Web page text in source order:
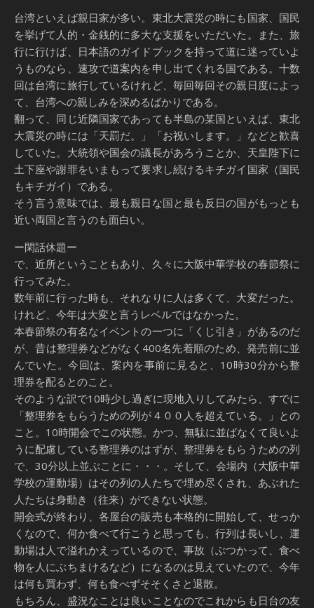
台湾といえば親日家が多い。東北大震災の時にも国家、国民
を挙げて人的・金銭的に多大な支援をいただいた。また、旅
行に行けば、日本語のガイドブックを持って道に迷っていよ
うものなら、速攻で道案内を申し出てくれる国である。十数
回は台湾に旅行しているけれど、毎回毎回その親日度によっ
て、台湾への親しみを深めるばかりである。
翻って、同じ近隣国家であっても半島の某国といえば、東北
大震災の時には「天罰だ。」「お祝いします。」などと歓喜
していた。大統領や国会の議長があろうことか、天皇陛下に
土下座や謝罪をいまもって要求し続けるキチガイ国家（国民
もキチガイ）である。
そう言う意味では、最も親日な国と最も反日の国がもっとも
近い両国と言うのも面白い。
ー閑話休題ー
で、近所ということもあり、久々に大阪中華学校の春節祭に
行ってみた。
数年前に行った時も、それなりに人は多くて、大変だった。
けれど、今年は大変と言うレベルではなかった。
本春節祭の有名なイベントの一つに「くじ引き」があるのだ
が、昔は整理券などがなく400名先着順のため、発売前に並
んでいた。今回は、案内を事前に見ると、10時30分から整
理券を配るとのこと。
そのような訳で10時少し過ぎに現地入りしてみたら、すでに
「整理券をもらうための列が４００人を超えている。」との
こと。10時開会でこの状態。かつ、無駄に並ばなくて良いよ
うに配慮している整理券のはずが、整理券をもらうための列
で、30分以上並ぶことに・・・。そして、会場内（大阪中華
学校の運動場）はその列の人たちで埋め尽くされ、あぶれた
人たちは身動き（往来）ができない状態。
開会式が終わり、各屋台の販売も本格的に開始して、せっか
くなので、何か食べて行こうと思っても、行列は長いし、運
動場は人で溢れかえっているので、事故（ぶつかって、食べ
物を人にぶちまけるなど）になるのは見えていたので、今年
は何も買わず、何も食べずそそくさと退散。
もちろん、盛況なことは良いことなのでこれからも日台の友